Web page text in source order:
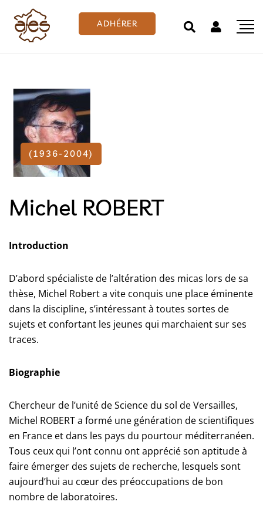
ADHÉRER
(1936-2004)
Michel ROBERT
Introduction
D’abord spécialiste de l’altération des micas lors de sa
thèse, Michel Robert a vite conquis une place éminente
dans la discipline, s’intéressant à toutes sortes de
sujets et confortant les jeunes qui marchaient sur ses
traces.
Biographie
Chercheur de l’unité de Science du sol de Versailles,
Michel ROBERT a formé une génération de scientifiques
en France et dans les pays du pourtour méditerranéen.
Tous ceux qui l’ont connu ont apprécié son aptitude à
faire émerger des sujets de recherche, lesquels sont
aujourd’hui au cœur des préoccupations de bon
nombre de laboratoires.